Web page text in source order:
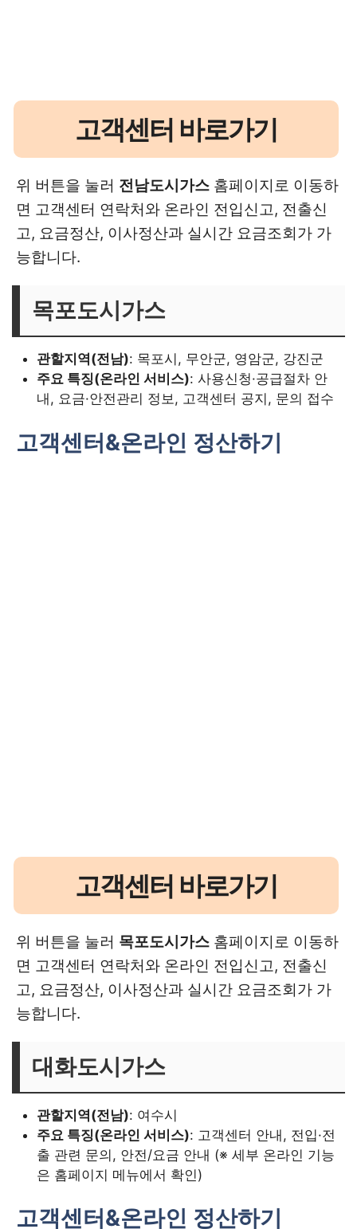
고객센터 바로가기
위 버튼을 눌러 전남도시가스 홈페이지로 이동하
면 고객센터 연락처와 온라인 전입신고, 전출신
고, 요금정산, 이사정산과 실시간 요금조회가 가
능합니다.
목포도시가스
관할지역(전남): 목포시, 무안군, 영암군, 강진군
주요 특징(온라인 서비스): 사용신청·공급절차 안
내, 요금·안전관리 정보, 고객센터 공지, 문의 접수
고객센터&온라인 정산하기
고객센터 바로가기
위 버튼을 눌러 목포도시가스 홈페이지로 이동하
면 고객센터 연락처와 온라인 전입신고, 전출신
고, 요금정산, 이사정산과 실시간 요금조회가 가
능합니다.
대화도시가스
관할지역(전남): 여수시
주요 특징(온라인 서비스): 고객센터 안내, 전입·전
출 관련 문의, 안전/요금 안내 (※ 세부 온라인 기능
은 홈페이지 메뉴에서 확인)
고객센터&온라인 정산하기